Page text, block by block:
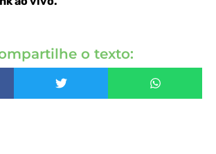
o texto: